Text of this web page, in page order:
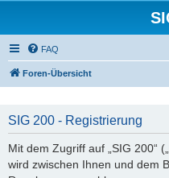
FAQ
Foren-Übersicht
SIG 200 - Registrierung
Mit dem Zugriff auf „SIG 200“
wird zwischen Ihnen und dem